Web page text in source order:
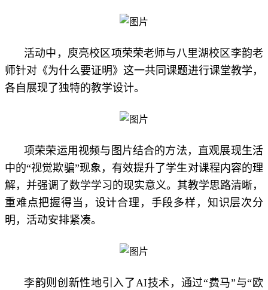
活动中，庾亮校区项荣荣老师与八里湖校区李韵老
师针对《为什么要证明》这一共同课题进行课堂教学，
各自展现了独特的教学设计。
项荣荣运用视频与图片结合的方法，直观展现生活
中的“视觉欺骗”现象，有效提升了学生对课程内容的理
解，并强调了数学学习的现实意义。其教学思路清晰，
重难点把握得当，设计合理，手段多样，知识层次分
明，活动安排紧凑。
李韵则创新性地引入了AI技术，通过“费马”与“欧